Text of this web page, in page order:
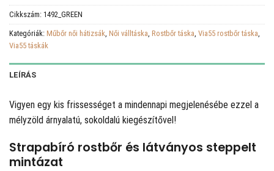
Cikkszám: 1492_GREEN
Kategóriák: Műbőr női hátizsák, Női válltáska, Rostbőr táska, Via55 rostbőr táska,
Via55 táskák
LEÍRÁS
Vigyen egy kis frissességet a mindennapi megjelenésébe ezzel a
mélyzöld árnyalatú, sokoldalú kiegészítővel!
Strapabíró rostbőr és látványos steppelt
mintázat